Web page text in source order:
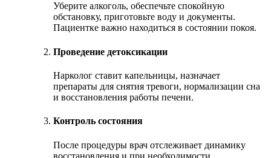
Уберите алкоголь, обеспечьте спокойную
обстановку, приготовьте воду и документы.
Пациентке важно находиться в состоянии покоя.
Проведение детоксикации
Нарколог ставит капельницы, назначает
препараты для снятия тревоги, нормализации сна
и восстановления работы печени.
Контроль состояния
После процедуры врач отслеживает динамику
восстановления и при необходимости